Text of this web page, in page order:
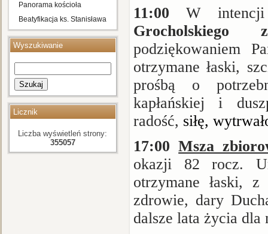
Panorama kościoła
Beatyfikacja ks. Stanisława
Wyszukiwanie
Szukaj
Licznik
Liczba wyświetleń strony:
355057
11:00 W
podziękowaniem
otrzymane łaski,
prośbą o
kapłańskiej i
radość, siłę,
17:00Msza
okazji 82 rocz.
otrzymane łaski,
zdrowie, dary
dalsze lata życia dla